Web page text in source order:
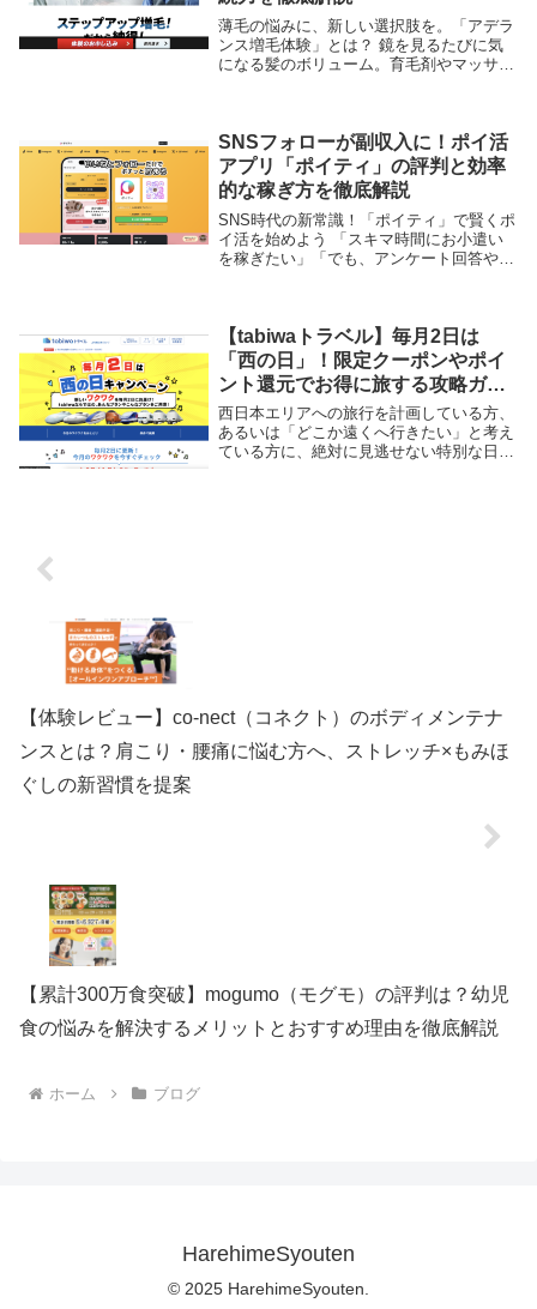
薄毛の悩みに、新しい選択肢を。「アデラ
ンス増毛体験」とは？ 鏡を見るたびに気
になる髪のボリューム。育毛剤やマッサー
ランスの「増...
SNSフォローが副収入に！ポイ活
アプリ「ポイティ」の評判と効率
的な稼ぎ方を徹底解説
SNS時代の新常識！「ポイティ」で賢くポ
イ活を始めよう 「スキマ時間にお小遣い
を稼ぎたい」「でも、アンケート回答やレ
す。 ポ...
【tabiwaトラベル】毎月2日は
「西の日」！限定クーポンやポイ
ント還元でお得に旅する攻略ガイ
ド
西日本エリアへの旅行を計画している方、
あるいは「どこか遠くへ行きたい」と考え
ている方に、絶対に見逃せない特別な日が
【体験レビュー】co-nect（コネクト）のボディメンテナ
ンスとは？肩こり・腰痛に悩む方へ、ストレッチ×もみほ
ぐしの新習慣を提案
【累計300万食突破】mogumo（モグモ）の評判は？幼児
食の悩みを解決するメリットとおすすめ理由を徹底解説
ホーム ブログ
HarehimeSyouten
© 2025 HarehimeSyouten.